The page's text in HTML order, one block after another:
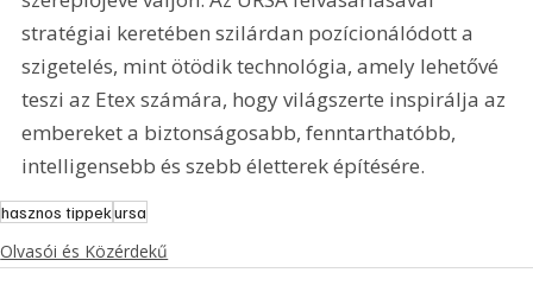
stratégiai keretében szilárdan pozícionálódott a
szigetelés, mint ötödik technológia, amely lehetővé
teszi az Etex számára, hogy világszerte inspirálja az
embereket a biztonságosabb, fenntarthatóbb,
intelligensebb és szebb életterek építésére.
hasznos tippekursa
Olvasói és Közérdekű